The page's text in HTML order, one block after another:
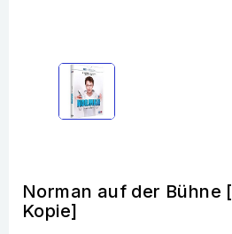
Norman auf der Bühne
Kopie]